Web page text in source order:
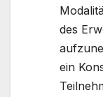
des
ein